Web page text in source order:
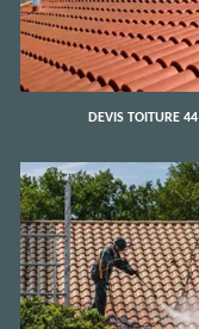
DEVIS TOITURE 44